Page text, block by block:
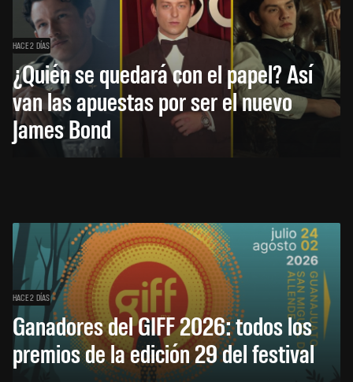
HACE 2 DÍAS
¿Quién se quedará con el papel? Así
van las apuestas por ser el nuevo
James Bond
HACE 2 DÍAS
Ganadores del GIFF 2026: todos los
premios de la edición 29 del festival